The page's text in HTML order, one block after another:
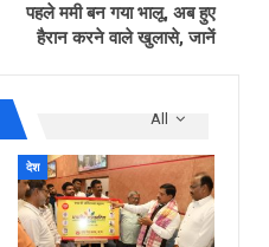
पहले ममी बन गया भालू, अब हुए
हैरान करने वाले खुलासे, जानें
All
देश